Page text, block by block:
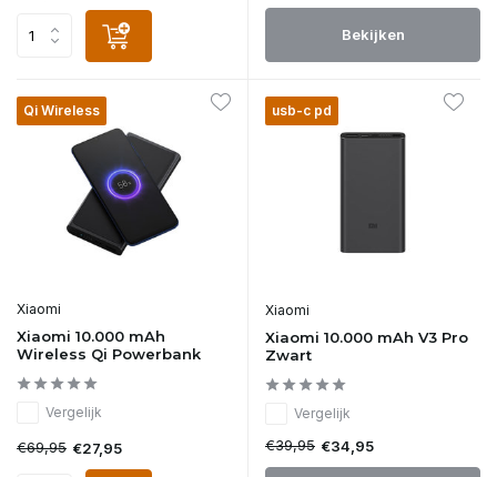
Bekijken
Qi Wireless
Xiaomi
Xiaomi 10.000 mAh
Wireless Qi Powerbank
Vergelijk
€69,95 €27,95
usb-c pd
Xiaomi
Xiaomi 10.000 mAh V3 Pro
Zwart
Vergelijk
€39,95 €34,95